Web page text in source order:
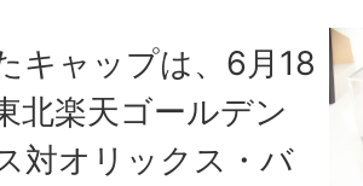
キャップは、6月18
北楽天ゴールデン
対オリックス・バ